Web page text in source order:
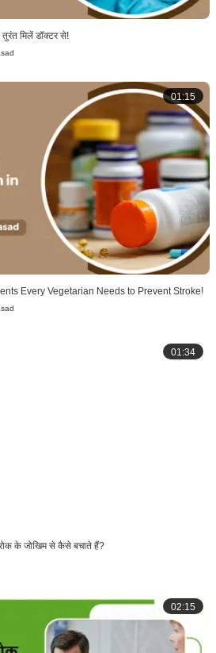
मिलें डॉक्टर से!
01:15
Every Vegetarian Needs to Prevent Stroke!
01:34
के जोखिम से कैसे बचाते हैं?
02:15